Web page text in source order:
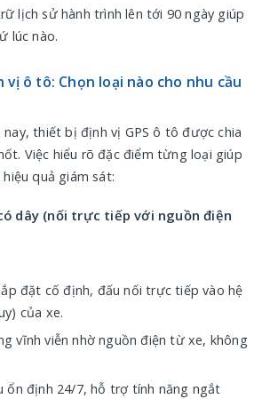
lịch sử hành trình lên tới 90 ngày giúp
lúc nào.
vị ô tô: Chọn loại nào cho nhu cầu
thiết bị định vị GPS ô tô được chia
Việc hiểu rõ đặc điểm từng loại giúp
quả giám sát:
dây (nối trực tiếp với nguồn điện
đặt cố định, đấu nối trực tiếp vào hệ
của xe.
vĩnh viễn nhờ nguồn điện từ xe, không
ổn định 24/7, hỗ trợ tính năng ngắt